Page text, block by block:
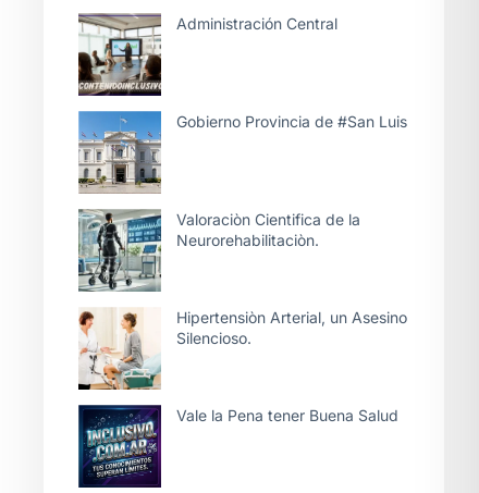
Administración Central
Gobierno Provincia de #San Luis
Valoraciòn Cientifica de la
Neurorehabilitaciòn.
Hipertensiòn Arterial, un Asesino
Silencioso.
Vale la Pena tener Buena Salud